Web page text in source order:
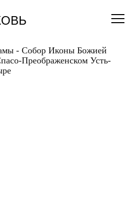
- Собор Иконы Божией
Преображенском Усть-